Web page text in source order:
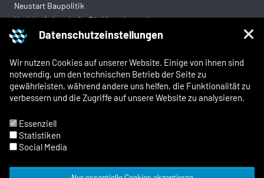
Datenschutzeinstellungen
Wir nutzen Cookies auf unserer Website. Einige von ihnen sind
notwendig, um den technischen Betrieb der Seite zu
gewährleisten, während andere uns helfen, die Funktionalität zu
verbessern und die Zugriffe auf unsere Website zu analysieren.
Essenziell
Statistiken
Social Media
Neustart Baupolitik
Kreislaufwirtschaft: Die Mantelverordnung
Mittelstandsgerechte Vergabe
Rechtliches
Kontakt
Impressum
Datenschutz
Whistleblowing und Meldewege